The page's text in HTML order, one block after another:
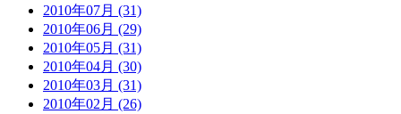
2010年07月 (31)
2010年06月 (29)
2010年05月 (31)
2010年04月 (30)
2010年03月 (31)
2010年02月 (26)